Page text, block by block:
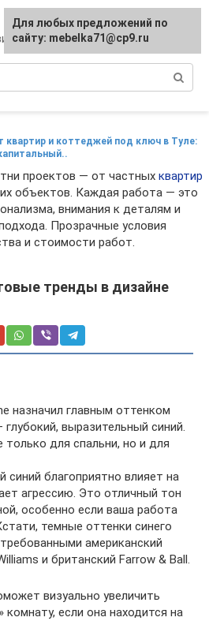
мебель
квартир и коттеджей под ключ в Туле:
проектов — от частных квартир
объектов. Каждая работа — это
внимания к деталям и
Прозрачные условия
и стоимости работ.
тренды в дизайне
назначил главным оттенком
выразительный синий.
для спальни, но и для
синий благоприятно влияет на
агрессию. Это отличный тон
особенно если ваша работа
темные оттенки синего
американский
и британский Farrow & Ball.
визуально увеличить
если она находится на
Для любых предложений по
сайту: mebelka71@cp9.ru